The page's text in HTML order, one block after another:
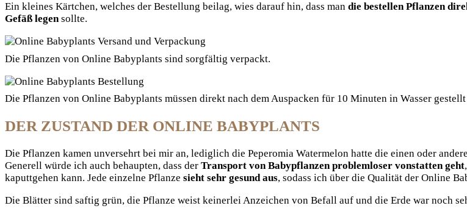
Ein kleines Kärtchen, welches der Bestellung beilag, wies darauf hin, dass man die bestellen Pflanzen
Gefäß legensollte.
Die Pflanzen von Online Babyplants sind sorgfältig verpackt.
Die Pflanzen von Online Babyplants müssen direkt nach dem Auspacken für 10 Minuten in Wasser
DER ZUSTAND DER ONLINE BABYPLANTS
Die Pflanzen kamen unversehrt bei mir an, lediglich die Peperomia Watermelon hatte die einen oder
Generell würde ich auch behaupten, dass der Transport von Babypflanzen problemloser vonstatten geht
kaputtgehen kann. Jede einzelne Pflanze sieht sehr gesund aus, sodass ich über die Qualität der Online
Die Blätter sind saftig grün, die Pflanze weist keinerlei Anzeichen von Befall auf und die Erde war noch